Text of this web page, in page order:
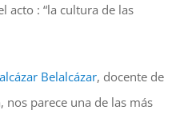
acto : “la cultura de las
Belalcázar, docente de
nos parece una de las más